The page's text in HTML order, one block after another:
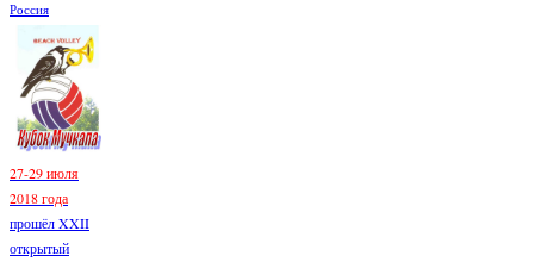
Россия
27-29 июля
2018 года
прошёл XXII
открытый